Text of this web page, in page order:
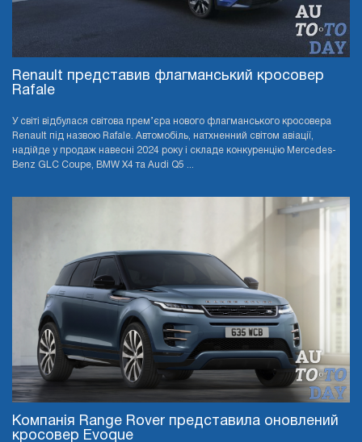
Renault представив флагманський кросовер
Rafale
У світі відбулася світова прем’єра нового флагманського кросовера
Renault під назвою Rafale. Автомобіль, натхненний світом авіації,
надійде у продаж навесні 2024 року і складе конкуренцію Mercedes-
Benz GLC Coupe, BMW X4 та Audi Q5 ...
Компанія Range Rover представила оновлений
кросовер Evoque